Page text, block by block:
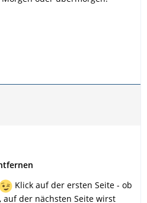
Klick auf der ersten Seite - ob
der nächsten Seite wirst